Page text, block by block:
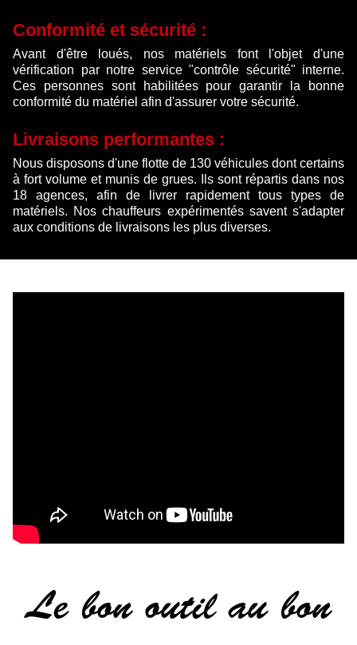
Conformité et sécurité :
Avant d'être loués, nos matériels font l'objet d'une
vérification par notre service "contrôle sécurité" interne.
Ces personnes sont habilitées pour garantir la bonne
conformité du matériel afin d'assurer votre sécurité.
Livraisons performantes :
Nous disposons d'une flotte de 130 véhicules dont certains
à fort volume et munis de grues. Ils sont répartis dans nos
18 agences, afin de livrer rapidement tous types de
matériels. Nos chauffeurs expérimentés savent s'adapter
aux conditions de livraisons les plus diverses.
Le bon outil au bon